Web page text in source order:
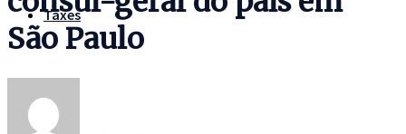
Taxes
São Paulo